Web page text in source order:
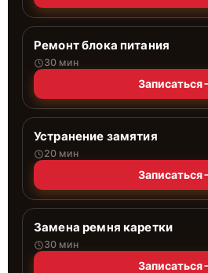
Ремонт блока питания
30 мин
Записаться
Устранение замятия
20 мин
Записаться
Замена ремня каретки
30 мин
Записаться